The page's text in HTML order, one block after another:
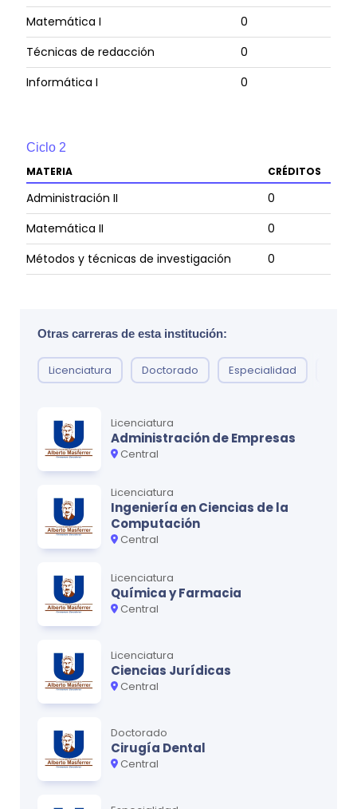
Matemática I
0
Técnicas de redacción
0
Informática I
0
Ciclo 2
MATERIA
CRÉDITOS
Administración II
0
Matemática II
0
Métodos y técnicas de investigación
0
Ciclo3
MATERIA
CRÉDITOS
Matemática financiera
0
Inglés I
Filosofía
Ciclo 4
MATERIA
Principios generales de economía
Contabilidad financiera II
Inglés II
Otras carreras de esta institución:
Licenciatura Doctorado Especialidad
Licenciatura
Administración de Empresas
Central
Licenciatura
Ingeniería en Ciencias de la
Computación
Central
Licenciatura
Química y Farmacia
Central
Licenciatura
Ciencias Jurídicas
Central
Doctorado
Cirugía Dental
Central